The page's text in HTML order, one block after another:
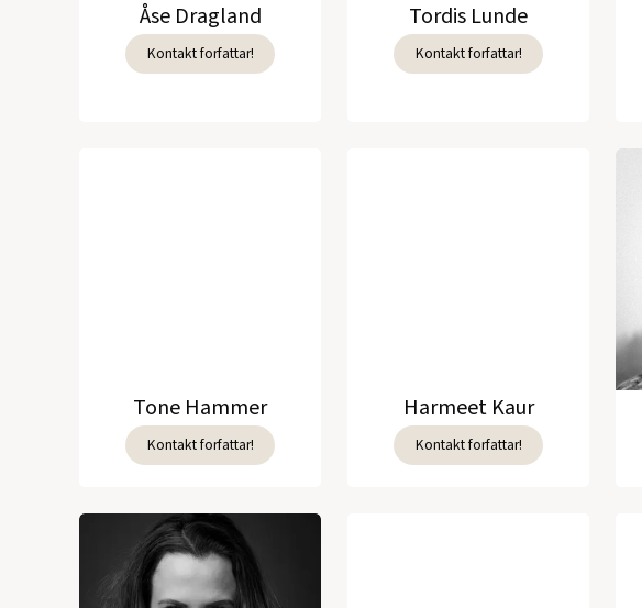
Åse Dragland
Kontakt forfattar!
Tordis Lunde
Kontakt forfattar!
Tone Hammer
Kontakt forfattar!
Harmeet Kaur
Kontakt forfattar!